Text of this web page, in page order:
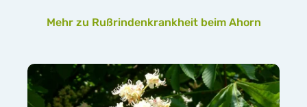
Mehr zu Rußrindenkrankheit beim Ahorn